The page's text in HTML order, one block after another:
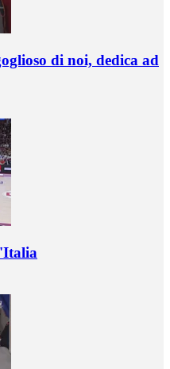
di noi, dedica ad